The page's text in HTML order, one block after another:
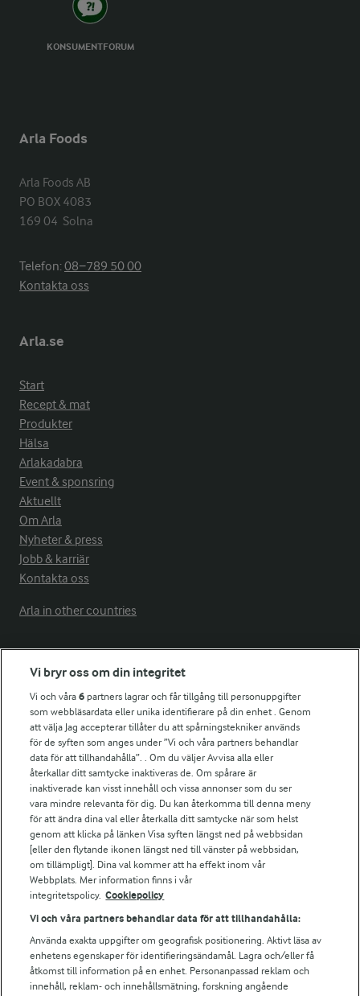
KONSUMENTFORUM
Arla Foods
Arla Foods AB
PO BOX 4083
169 04  Solna
Telefon:08−789 50 00
Kontakta oss
Arla.se
Start
Recept & mat
Produkter
Hälsa
Arlakadabra
Event & sponsring
Aktuellt
Om Arla
Nyheter & press
Jobb & karriär
Kontakta oss
Arla in other countries
Fler Arlasajter
För ägare
Arlas kundportal
Arla.com
Falbygdens Ost
Arla webbshop
Bildbank
Följ oss
Vi bryr oss om din integritet
Vi och våra6 partners lagrar och får tillgång till personuppgifter
som webbläsardata eller unika identifierare på din enhet . Genom
att välja Jag accepterar tillåter du att spårningstekniker används
för de syften som anges under ”Vi och våra partners behandlar
data för att tillhandahålla”. . Om du väljer Avvisa alla eller
återkallar ditt samtycke inaktiveras de. Om spårare är
inaktiverade kan visst innehåll och vissa annonser som du ser
vara mindre relevanta för dig. Du kan återkomma till denna meny
för att ändra dina val eller återkalla ditt samtycke när som helst
genom att klicka på länken Visa syften längst ned på webbsidan
[eller den flytande ikonen längst ned till vänster på webbsidan,
om tillämpligt]. Dina val kommer att ha effekt inom vår
Webbplats. Mer information finns i vår
integritetspolicy. Cookiepolicy
Vi och våra partners behandlar data för att tillhandahålla:
Använda exakta uppgifter om geografisk positionering. Aktivt läsa av
enhetens egenskaper för identifieringsändamål. Lagra och/eller få
åtkomst till information på en enhet. Personanpassad reklam och
innehåll, reklam- och innehållsmätning, forskning angående